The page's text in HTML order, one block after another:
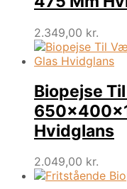
2.349,00 kr.
Biopejse
Hvidglans
2.049,00 kr.